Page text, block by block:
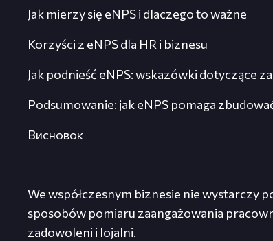
Jak mierzy się eNPS i dlaczego to ważne
Korzyści z eNPS dla HR i biznesu
Jak podnieść eNPS: wskazówki dotyczące
Podsumowanie: jak eNPS pomaga
Висновок
We współczesnym biznesie nie wystarczy
sposobów pomiaru zaangażowania
zadowoleni i lojalni.